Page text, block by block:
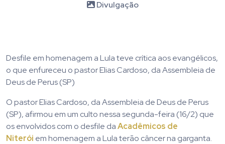
Divulgação
Desfile em homenagem a Lula teve crítica aos evangélicos,
o que enfureceu o pastor Elias Cardoso, da Assembleia de
Deus de Perus (SP)
O pastor Elias Cardoso, da Assembleia de Deus de Perus
(SP), afirmou em um culto nessa segunda-feira (16/2) que
os envolvidos com o desfile daAcadêmicos de
Niterói em homenagem a Lula terão câncer na garganta.